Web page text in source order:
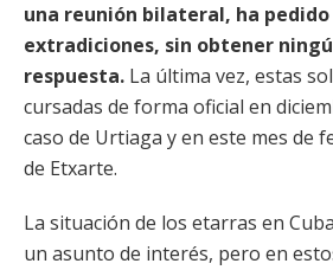
una reunión bilateral, ha pedido
extradiciones, sin obtener
respuesta. La última vez, estas
cursadas de forma oficial en
caso de Urtiaga y en este mes de
de Etxarte.
La situación de los etarras en
un asunto de interés, pero en